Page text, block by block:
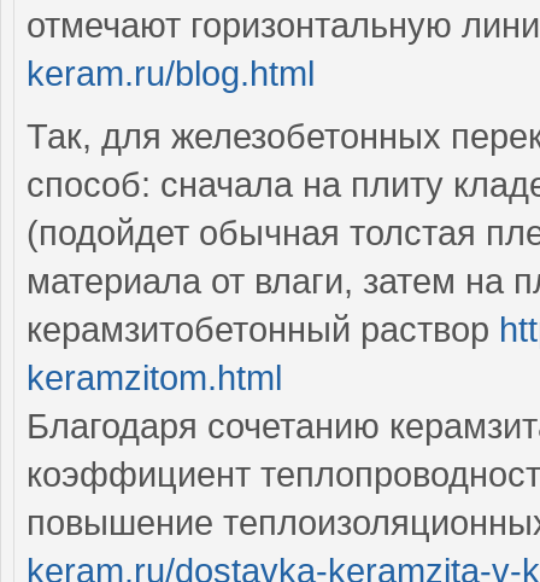
отмечают горизонтальную
keram.ru/blog.html
Так, для железобетонных
способ: сначала на плиту
(подойдет обычная толстая
материала от влаги, затем на
керамзитобетонный раствор
keramzitom.html
Благодаря сочетанию
коэффициент
повышение
keram.ru/dostavka-keramzita-v-